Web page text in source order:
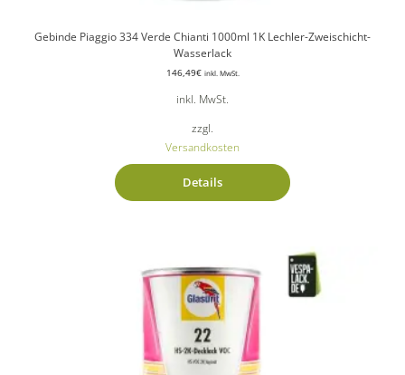
Gebinde Piaggio 334 Verde Chianti 1000ml 1K Lechler-Zweischicht-
Wasserlack
146,49€ inkl. MwSt.
inkl. MwSt.
zzgl.
Versandkosten
Details